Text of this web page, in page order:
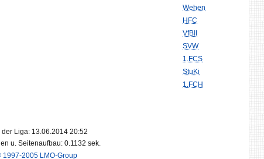
Wehen
HFC
VfBII
SVW
1.FCS
StuKi
1.FCH
der Liga: 13.06.2014 20:52
u. Seitenaufbau: 0.1132 sek.
1997-2005 LMO-Group